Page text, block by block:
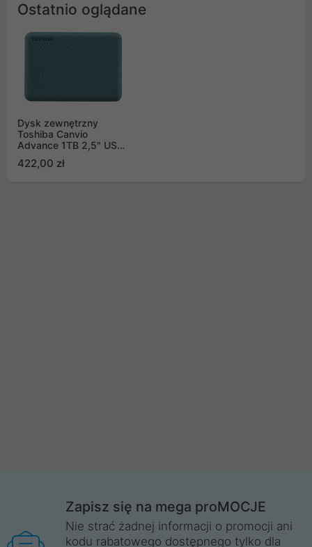
Ostatnio oglądane
Dysk zewnętrzny
Toshiba Canvio
Advance 1TB 2,5" USB
3.2 Gen 1 Green
HDTCA10EG3AA
422,00 zł
Zapisz się na mega proMOCJE
Nie strać żadnej informacji o promocji ani
kodu rabatowego dostępnego tylko dla